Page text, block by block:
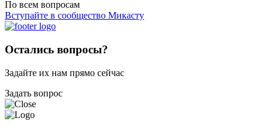
По всем вопросам
Вступайте в сообщество Микасту
Остались вопросы?
Задайте их нам прямо сейчас
Задать вопрос